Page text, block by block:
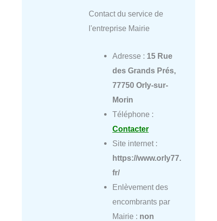
Contact du service de
l'entreprise Mairie
Adresse : 15 Rue
des Grands Prés,
77750 Orly-sur-
Morin
Téléphone :
Contacter
Site internet :
https://www.orly77.
fr/
Enlèvement des
encombrants par
Mairie : non